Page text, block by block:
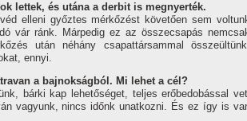
lettek, és utána a derbit is megnyerték.
elleni győztes mérkőzést követően sem
vár ránk. Márpedig ez az összecsapás
után néhány csapattársammal
ennyi.
a bajnokságból. Mi lehet a cél?
bárki kap lehetőséget, teljes erőbedobással
vagyunk, nincs időnk unatkozni. És ez így is